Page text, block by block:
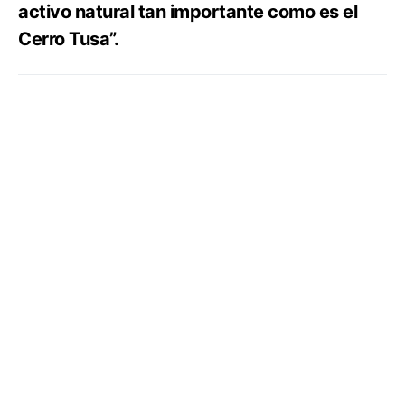
activo natural tan importante como es el
Cerro Tusa”.